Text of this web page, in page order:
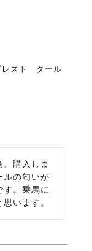
レスト タール
購入しま
ルの匂いが
す。乗馬に
います。